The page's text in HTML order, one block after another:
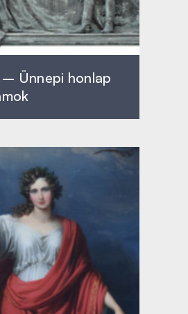
Ünnepi honlap